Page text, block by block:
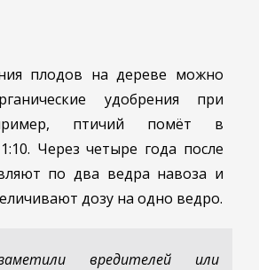
плодов на дереве можно
удобрения при
птичий помёт в
Через четыре года после
по два ведра навоза и
дозу на одно ведро.
вредителей или